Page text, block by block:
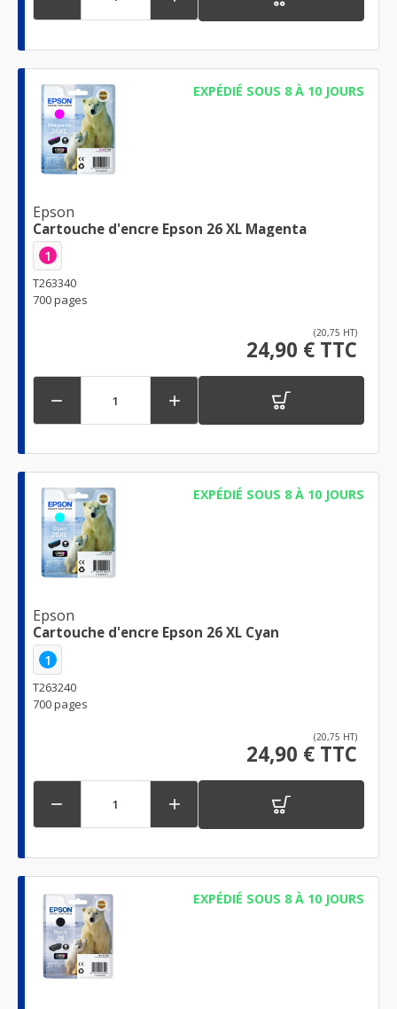
EXPÉDIÉ SOUS 8 À 10 JOURS
Epson
Cartouche d'encre Epson 26 XL Magenta
1
T263340
700 pages
(20,75 HT)
24,90 € TTC
 
EXPÉDIÉ SOUS 8 À 10 JOURS
Epson
Cartouche d'encre Epson 26 XL Cyan
1
T263240
700 pages
(20,75 HT)
24,90 € TTC
 
EXPÉDIÉ SOUS 8 À 10 JOURS